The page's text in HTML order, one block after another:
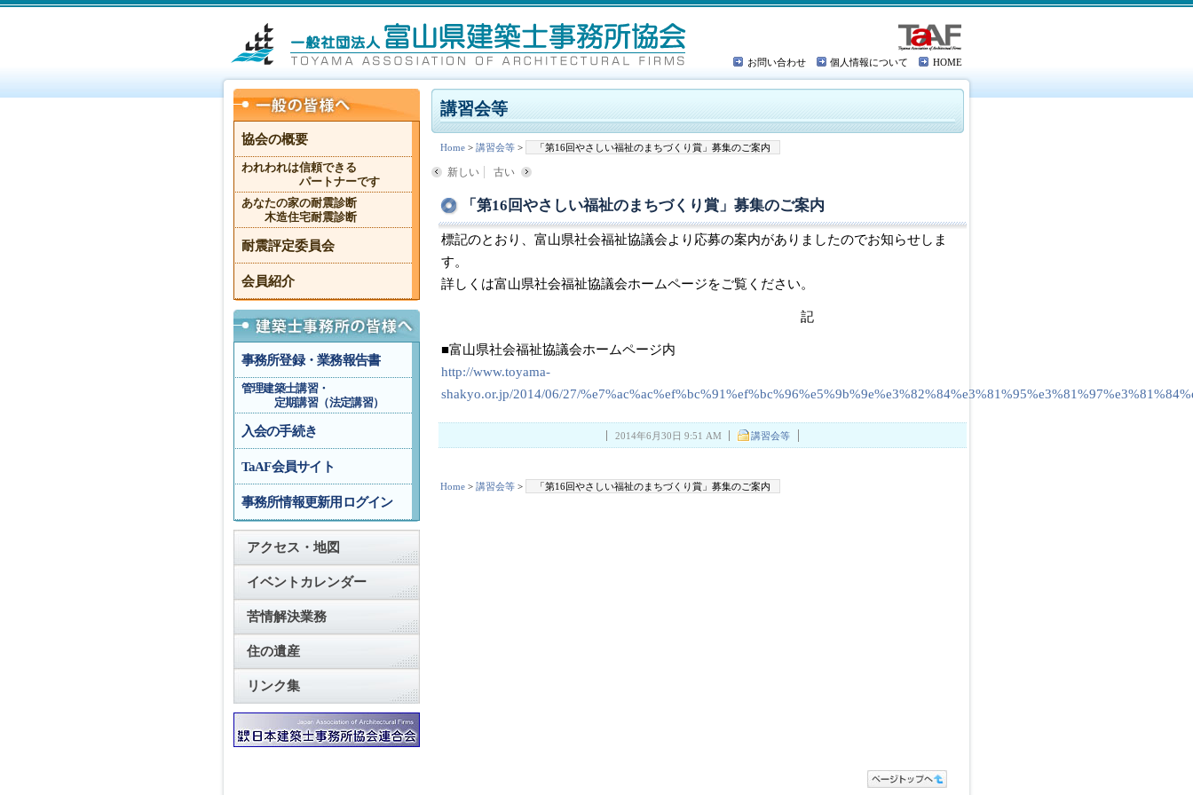
お問い合わせ 個人情報について HOME
講習会等
Home > 講習会等 > 「第16回やさしい福祉のまちづくり賞」募集のご案内
新しい 古い
「第16回やさしい福祉のまちづくり賞」募集のご案内
標記のとおり、富山県社会福祉協議会より応募の案内がありましたのでお知らせしま
す。
詳しくは富山県社会福祉協議会ホームページをご覧ください。
記
■富山県社会福祉協議会ホームページ内
http://www.toyama-
shakyo.or.jp/2014/06/27/
2014年6月30日 9:51 AM 講習会等
Home > 講習会等 > 「第16回やさしい福祉のまちづくり賞」募集のご案内
協会の概要
われわれは信頼できる
パートナーです
あなたの家の耐震診断
木造住宅耐震診断
耐震評定委員会
会員紹介
事務所登録・業務報告書
管理建築士講習・
定期講習（法定講習）
入会の手続き
TaAF会員サイト
事務所情報更新用ログイン
アクセス・地図
イベントカレンダー
苦情解決業務
住の遺産
リンク集